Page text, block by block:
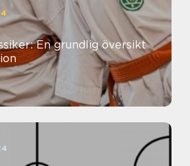
En grundlig översikt